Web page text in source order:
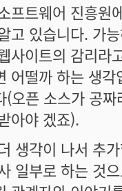
프트웨어 진흥원
고 있습니다. 가
사이트의 감리라
어떨까 하는 생
(오픈 소스가 공
아야 겠죠).
생각이 나서 추
일부로 하는 것